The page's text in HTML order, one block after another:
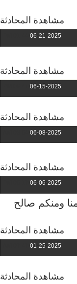
مشاهدة المحادثة
06-21-2025
مشاهدة المحادثة
06-15-2025
مشاهدة المحادثة
06-08-2025
مشاهدة المحادثة
06-06-2025
ومنكم صالح
مشاهدة المحادثة
01-25-2025
مشاهدة المحادثة